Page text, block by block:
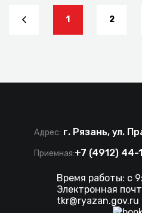
1 2
Адрес: г. Рязань, ул.
Приемная:+7 (4912) 44-
Время работы: с
Электронная
tkr@ryazan.gov.ru